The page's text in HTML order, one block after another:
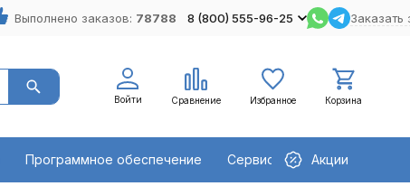
Выполнено заказов: 78788 8 (800) 555-96-25 Заказать
Войти Сравнение Избранное Корзина
Программное обеспечение Сервисное оборудование
Акции